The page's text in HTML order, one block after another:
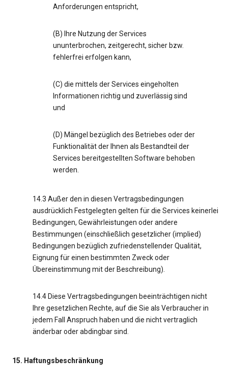
Anforderungen entspricht,
(B) Ihre Nutzung der Services
ununterbrochen, zeitgerecht, sicher bzw.
fehlerfrei erfolgen kann,
(C) die mittels der Services eingeholten
Informationen richtig und zuverlässig sind
und
(D) Mängel bezüglich des Betriebes oder der
Funktionalität der Ihnen als Bestandteil der
Services bereitgestellten Software behoben
werden.
14.3 Außer den in diesen Vertragsbedingungen
ausdrücklich Festgelegten gelten für die Services keinerlei
Bedingungen, Gewährleistungen oder andere
Bestimmungen (einschließlich gesetzlicher (implied)
Bedingungen bezüglich zufriedenstellender Qualität,
Eignung für einen bestimmten Zweck oder
Übereinstimmung mit der Beschreibung).
14.4 Diese Vertragsbedingungen beeinträchtigen nicht
Ihre gesetzlichen Rechte, auf die Sie als Verbraucher in
jedem Fall Anspruch haben und die nicht vertraglich
änderbar oder abdingbar sind.
15. Haftungsbeschränkung